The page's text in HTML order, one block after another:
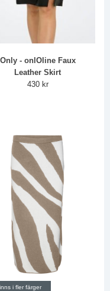
Only - onlOline Faux
Leather Skirt
430 kr
i fler färger